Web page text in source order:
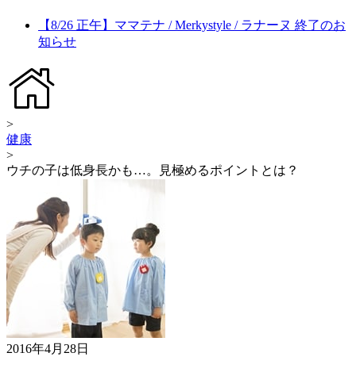
【8/26 正午】ママテナ / Merkystyle / ラナーヌ 終了のお
知らせ
>
健康
>
ウチの子は低身長かも…。見極めるポイントとは？
2016年4月28日